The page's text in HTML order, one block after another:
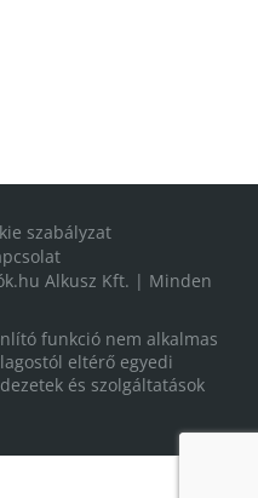
szabályzat
Alkusz Kft. | Minden
funkció nem alkalmas
eltérő egyedi
és szolgáltatások